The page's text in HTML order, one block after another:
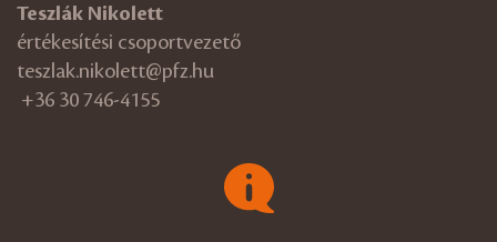
Teszlák Nikolett
értékesítési csoportvezető
teszlak.nikolett@pfz.hu
+36 30 746-4155